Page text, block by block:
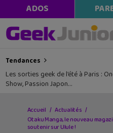
ADOS
Tendances
Les sorties geek de l’été à Paris :
Show, Passion Japon…
Accueil
Actualités
Otaku Manga, le nouveau
soutenir sur Ulule !